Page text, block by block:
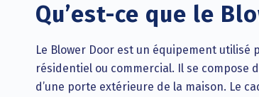
Qu’est-ce que le
Le Blower Door est un équipement utilisé
résidentiel ou commercial. Il se compose
d’une porte extérieure de la maison. Le